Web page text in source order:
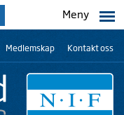
Meny
Medlemskap Kontakt oss